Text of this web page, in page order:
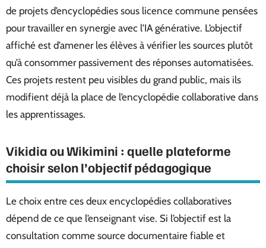
de projets d’encyclopédies sous licence commune pensées
pour travailler en synergie avec l’IA générative. L’objectif
affiché est d’amener les élèves à vérifier les sources plutôt
qu’à consommer passivement des réponses automatisées.
Ces projets restent peu visibles du grand public, mais ils
modifient déjà la place de l’encyclopédie collaborative dans
les apprentissages.
Vikidia ou Wikimini : quelle plateforme
choisir selon l’objectif pédagogique
Le choix entre ces deux encyclopédies collaboratives
dépend de ce que l’enseignant vise. Si l’objectif est la
consultation comme source documentaire fiable et